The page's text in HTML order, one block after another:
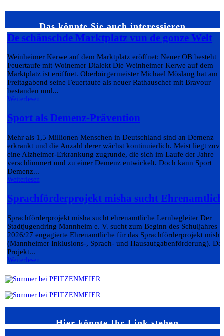
Das könnte Sie auch interessieren…
De schänschde Marktplatz vun de gonze Welt
Weinheimer Kerwe auf dem Marktplatz eröffnet: Neuer OB besteht
Feuertaufe mit Woinemer Dialekt Die Weinheimer Kerwe auf dem
Marktplatz ist eröffnet. Oberbürgermeister Michael Möslang hat am
Freitagabend seine Feuertaufe als neuer Rathauschef mit Bravour
bestanden und...
Weiterlesen
Sport als Demenz-Prävention
Mehr als 1,5 Millionen Menschen in Deutschland sind an Demenz
erkrankt und die Anzahl derer wächst kontinuierlich. Meist liegt
eine Alzheimer-Erkrankung zugrunde, die sich im Laufe der Jahre
verschlimmert und zu einer Demenz entwickelt. Doch kann Sport
Demenz...
Weiterlesen
Sprachförderprojekt misha sucht
Sprachförderprojekt misha sucht ehrenamtliche Lernbegleiter Der
Stadtjugendring Mannheim e. V. sucht zum Beginn des Schuljahres
2026/27 engagierte Ehrenamtliche für das Sprachförderprojekt misha
(Mannheimer Inklusions-, Sprach- und Hausaufgabenförderung).
Projekt...
Weiterlesen
Hier könnte Ihr Link stehen